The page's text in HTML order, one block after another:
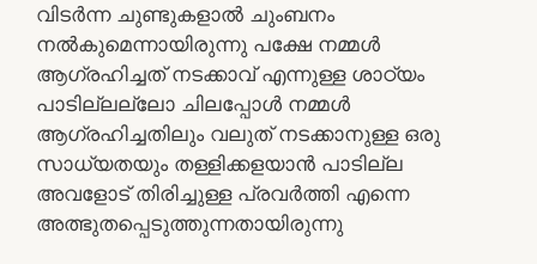
വിടർന്ന ചുണ്ടുകളാൽ ചുംബനം
നൽകുമെന്നായിരുന്നു പക്ഷേ നമ്മൾ
ആഗ്രഹിച്ചത് നടക്കാവ് എന്നുള്ള ശാഠ്യം
പാടില്ലല്ലോ ചിലപ്പോൾ നമ്മൾ
ആഗ്രഹിച്ചതിലും വലുത് നടക്കാനുള്ള ഒരു
സാധ്യതയും തള്ളിക്കളയാൻ പാടില്ല
അവളോട് തിരിച്ചുള്ള പ്രവർത്തി എന്നെ
അത്ഭുതപ്പെടുത്തുന്നതായിരുന്നു